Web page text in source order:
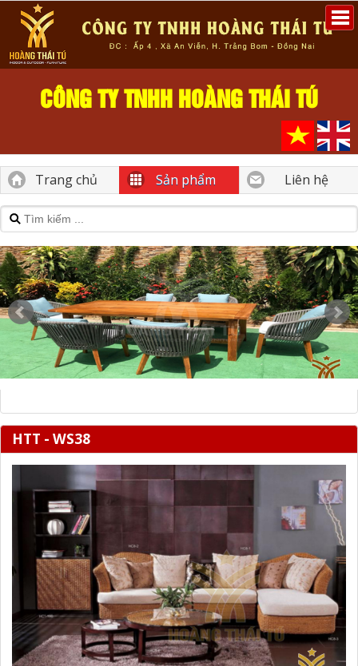
CÔNG TY TNHH HOÀNG THÁI TÚ
Trang chủ Sản phẩm Liên hệ
HTT - WS38